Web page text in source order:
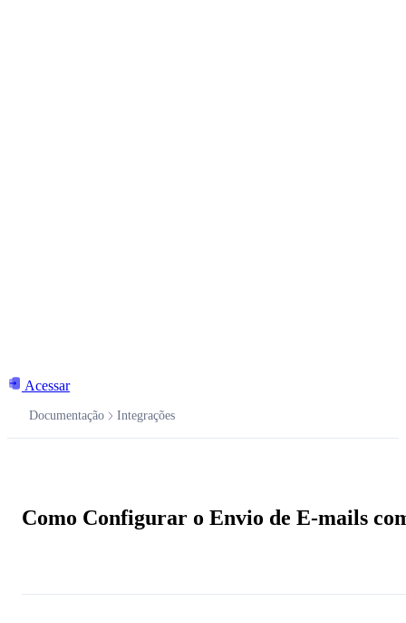
Acessar
Documentação Integrações
Como Configurar o Envio de E-mails